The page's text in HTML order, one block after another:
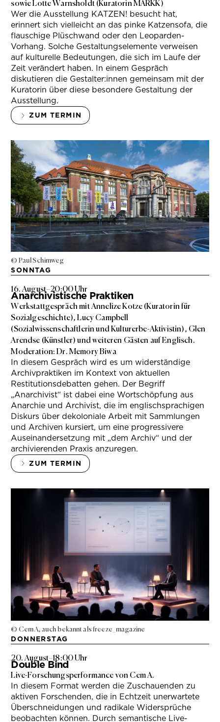
sowie Lotte Warnsholdt (Kuratorin MARKK)
Wer die Ausstellung KATZEN! besucht hat,
erinnert sich vielleicht an das pinke Katzensofa, die
flauschige Plüschwand oder den Leoparden-
Vorhang. Solche Gestaltungselemente verweisen
auf kulturelle Bedeutungen, die sich im Laufe der
Zeit verändert haben. In einem Gespräch
diskutieren die Gestalter:innen gemeinsam mit der
Kuratorin über diese besondere Gestaltung der
Ausstellung.
ZUM TERMIN
© Paul Schimweg
SONNTAG
16. August–20:00 Uhr
Anarchivistische Praktiken
Werkstattgespräch mit Annelize Kotze (Kuratorin für
Sozialgeschichte), Lucy Campbell
(Sozialwissenschaftlerin und Kulturerbe-Aktivistin), Glen
Arendse (Künstler) und weiteren Gästen auf Englisch.
Moderation: Dr. Memory Biwa
In diesem Gespräch wird es um widerständige
Archivpraktiken im Kontext von aktuellen
Restitutionsdebatten gehen. Der Begriff
„Anarchivist“ ist dabei eine Wortschöpfung aus
Anarchie und Archivist, die im englischsprachigen
Diskurs über dekoloniale Arbeit mit Sammlungen
und Archiven kursiert, um eine progressivere
Auseinandersetzung mit „dem Archiv“ und der
archivierenden Praxis anzuregen.
ZUM TERMIN
© Cem A, auch bekannt als freeze_magazine
DONNERSTAG
20. August–18:00 Uhr
Double Bind
Live-Forschungsperformance von Cem A.
In diesem Format werden die Zuschauenden zu
aktiven Forschenden, die in Echtzeit unerwartete
Überschneidungen und radikale Widersprüche
beobachten können. Durch semantische Live-